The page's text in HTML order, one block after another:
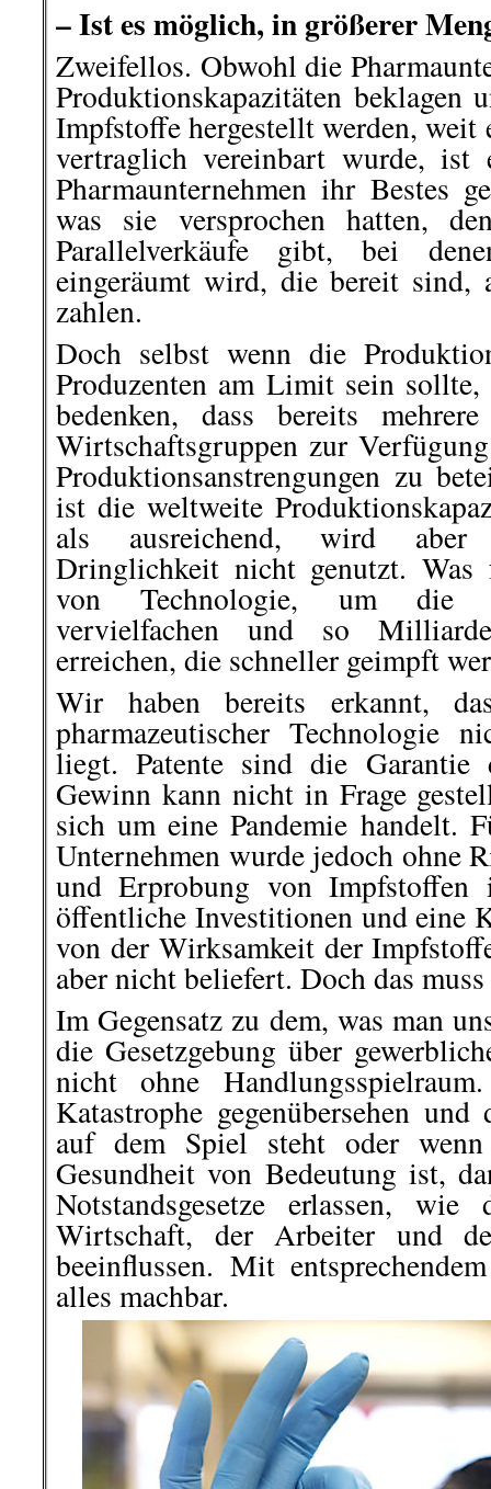
– Ist es möglich, in größerer
Zweifellos. Obwohl die
Produktionskapazitäten beklagen
Impfstoffe hergestellt werden, weit
vertraglich vereinbart wurde, ist
Pharmaunternehmen ihr Bestes
was sie versprochen hatten,
Parallelverkäufe gibt, bei
eingeräumt wird, die bereit
zahlen.
Doch selbst wenn die
Produzenten am Limit sein
bedenken, dass bereits
Wirtschaftsgruppen zur
Produktionsanstrengungen zu
ist die weltweite
als ausreichend, wird aber
Dringlichkeit nicht genutzt.
von Technologie, um die
vervielfachen und so
erreichen, die schneller geimpft
Wir haben bereits erkannt,
pharmazeutischer Technologie
liegt. Patente sind die
Gewinn kann nicht in Frage
sich um eine Pandemie handelt.
Unternehmen wurde jedoch ohne
und Erprobung von Impfstoffen
öffentliche Investitionen und eine
von der Wirksamkeit der
aber nicht beliefert. Doch das
Im Gegensatz zu dem, was man
die Gesetzgebung über
nicht ohne
Katastrophe gegenübersehen
auf dem Spiel steht oder
Gesundheit von Bedeutung ist,
Notstandsgesetze erlassen,
Wirtschaft, der Arbeiter und
beeinflussen. Mit
alles machbar.